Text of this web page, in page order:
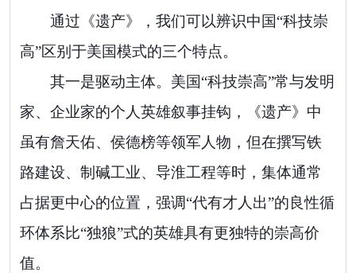
通过《遗产》，我们可以辨识中国“科技崇
高”区别于美国模式的三个特点。
其一是驱动主体。美国“科技崇高”常与发明
家、企业家的个人英雄叙事挂钩，《遗产》中
虽有詹天佑、侯德榜等领军人物，但在撰写铁
路建设、制碱工业、导淮工程等时，集体通常
占据更中心的位置，强调“代有才人出”的良性循
环体系比“独狼”式的英雄具有更独特的崇高价
值。